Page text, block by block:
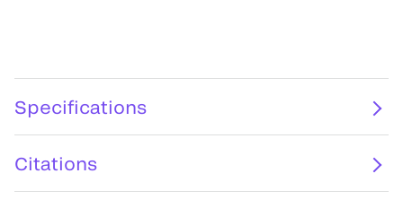
Specifications
Citations